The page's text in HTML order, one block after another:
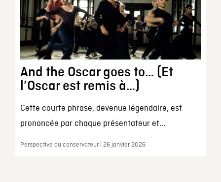
And the Oscar goes to… (Et
l’Oscar est remis à…)
Cette courte phrase, devenue légendaire, est
prononcée par chaque présentateur et...
Perspective du conservateur | 26 janvier 2026